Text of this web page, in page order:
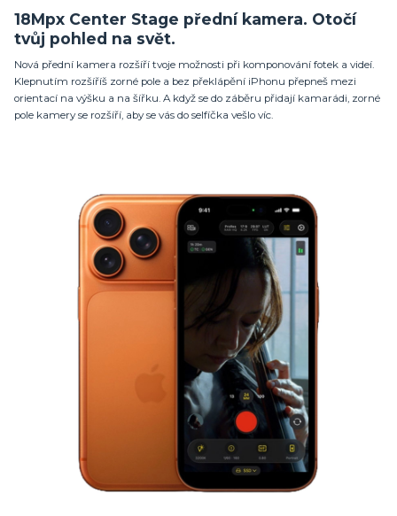
18Mpx Center Stage přední kamera. Otočí
tvůj pohled na svět.
Nová přední kamera rozšíří tvoje možnosti při komponování fotek a videí.
Klepnutím rozšíříš zorné pole a bez překlápění iPhonu přepneš mezi
orientací na výšku a na šířku. A když se do záběru přidají kamarádi, zorné
pole kamery se rozšíří, aby se vás do selfíčka vešlo víc.